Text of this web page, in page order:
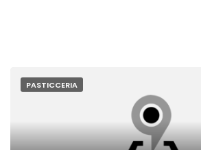
PASTICCERIA